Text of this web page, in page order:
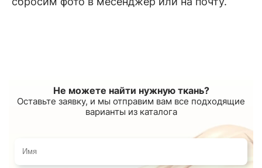
Не можете найти нужную ткань?
Оставьте заявку, и мы отправим вам все подходящие
варианты из каталога
Имя